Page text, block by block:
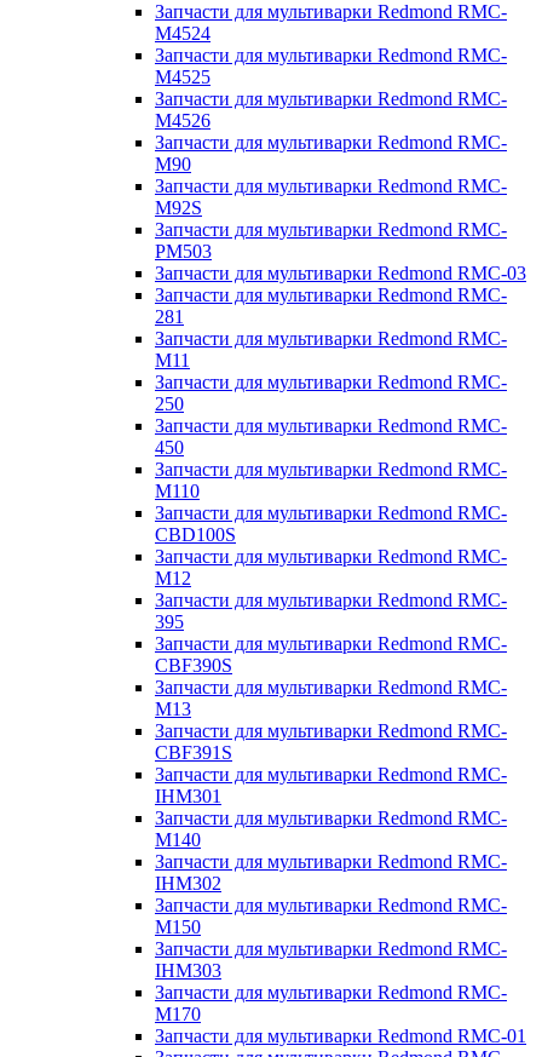
Запчасти для мультиварки Redmond RMC-
M4524
Запчасти для мультиварки Redmond RMC-
M4525
Запчасти для мультиварки Redmond RMC-
M4526
Запчасти для мультиварки Redmond RMC-
M90
Запчасти для мультиварки Redmond RMC-
M92S
Запчасти для мультиварки Redmond RMC-
PM503
Запчасти для мультиварки Redmond RMC-03
Запчасти для мультиварки Redmond RMC-
281
Запчасти для мультиварки Redmond RMC-
M11
Запчасти для мультиварки Redmond RMC-
250
Запчасти для мультиварки Redmond RMC-
450
Запчасти для мультиварки Redmond RMC-
M110
Запчасти для мультиварки Redmond RMC-
CBD100S
Запчасти для мультиварки Redmond RMC-
M12
Запчасти для мультиварки Redmond RMC-
395
Запчасти для мультиварки Redmond RMC-
CBF390S
Запчасти для мультиварки Redmond RMC-
M13
Запчасти для мультиварки Redmond RMC-
CBF391S
Запчасти для мультиварки Redmond RMC-
IHM301
Запчасти для мультиварки Redmond RMC-
M140
Запчасти для мультиварки Redmond RMC-
IHM302
Запчасти для мультиварки Redmond RMC-
M150
Запчасти для мультиварки Redmond RMC-
IHM303
Запчасти для мультиварки Redmond RMC-
M170
Запчасти для мультиварки Redmond RMC-01